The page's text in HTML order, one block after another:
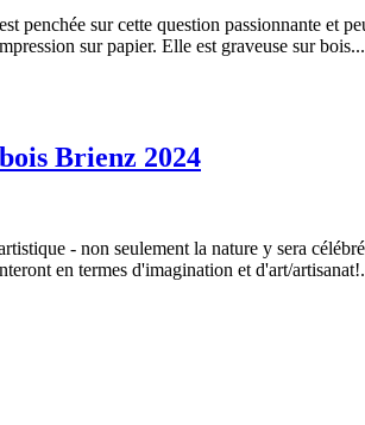
sur cette question passionnante et
sur papier. Elle est graveuse sur
Brienz 2024
- non seulement la nature y sera
en termes d'imagination et d'art/